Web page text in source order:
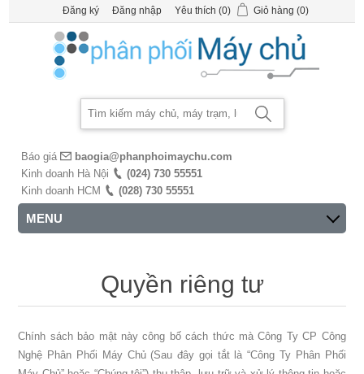
Đăng ký Đăng nhập Yêu thích (0) Giỏ hàng (0)
Báo giá
baogia@phanphoimaychu.com
Kinh doanh Hà Nội
(024) 730 55551
Kinh doanh HCM
(028) 730 55551
MENU
Quyền riêng tư
Chính sách bảo mật này công bố cách thức mà Công Ty CP Công
Nghệ Phân Phối Máy Chủ (Sau đây gọi tắt là “Công Ty Phân Phối